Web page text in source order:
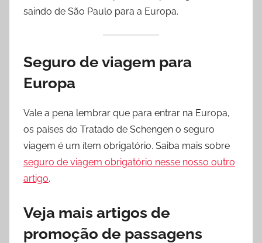
saindo de São Paulo para a Europa.
Seguro de viagem para
Europa
Vale a pena lembrar que para entrar na Europa,
os países do Tratado de Schengen o seguro
viagem é um ítem obrigatório. Saiba mais sobre
seguro de viagem obrigatório nesse nosso outro
artigo.
Veja mais artigos de
promoção de passagens